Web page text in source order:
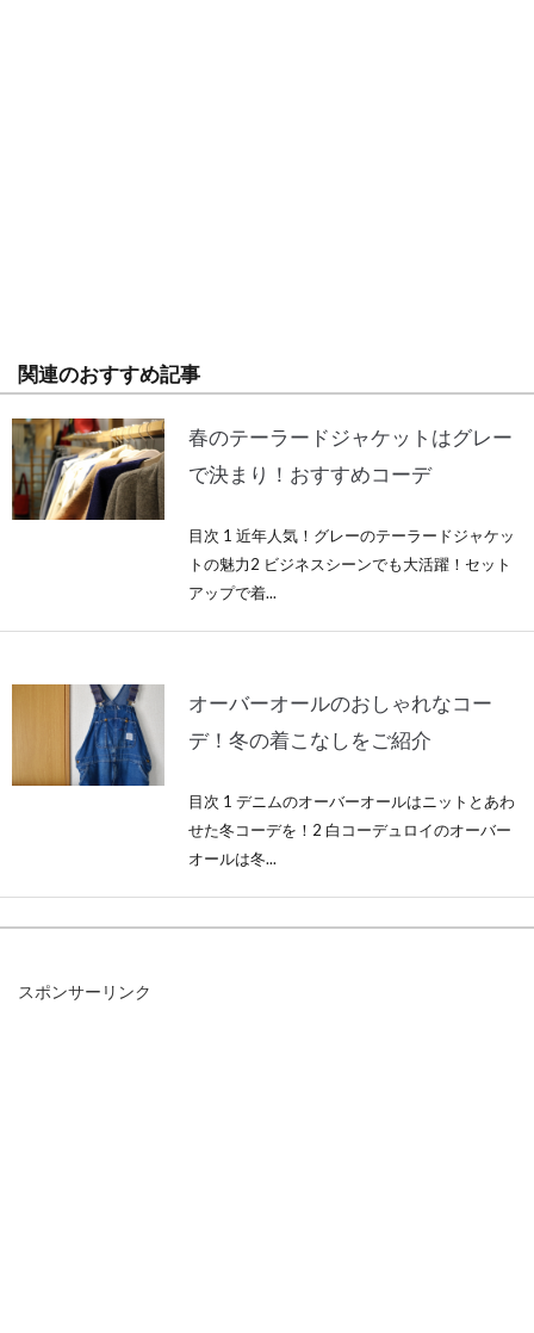
関連のおすすめ記事
春のテーラードジャケットはグレー
で決まり！おすすめコーデ
目次 1 近年人気！グレーのテーラードジャケッ
トの魅力2 ビジネスシーンでも大活躍！セット
アップで着...
オーバーオールのおしゃれなコー
デ！冬の着こなしをご紹介
目次 1 デニムのオーバーオールはニットとあわ
せた冬コーデを！2 白コーデュロイのオーバー
オールは冬...
スポンサーリンク